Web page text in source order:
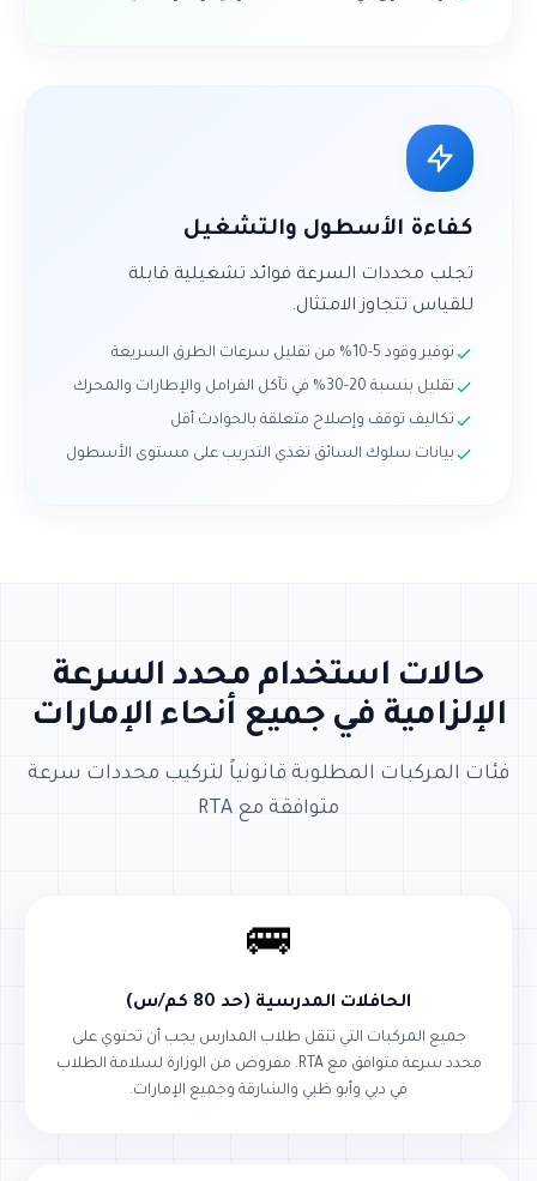
كفاءة الأسطول والتشغيل
تجلب محددات السرعة فوائد تشغيلية قابلة
للقياس تتجاوز الامتثال.
توفير وقود 5-10% من تقليل سرعات الطرق السريعة
تقليل بنسبة 20-30% في تآكل الفرامل والإطارات والمحرك
تكاليف توقف وإصلاح متعلقة بالحوادث أقل
بيانات سلوك السائق تغذي التدريب على مستوى الأسطول
حالات استخدام محدد السرعة
الإلزامية في جميع أنحاء الإمارات
فئات المركبات المطلوبة قانونياً لتركيب محددات سرعة
متوافقة مع RTA
🚌
الحافلات المدرسية (حد 80 كم/س)
جميع المركبات التي تنقل طلاب المدارس يجب أن تحتوي على
محدد سرعة متوافق مع RTA. مفروض من الوزارة لسلامة الطلاب
في دبي وأبو ظبي والشارقة وجميع الإمارات.